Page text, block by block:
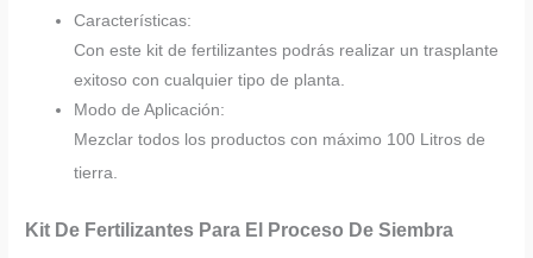
Características:
Con este kit de fertilizantes podrás realizar un trasplante
exitoso con cualquier tipo de planta.
Modo de Aplicación:
Mezclar todos los productos con máximo 100 Litros de
tierra.
Kit De Fertilizantes Para El Proceso De Siembra